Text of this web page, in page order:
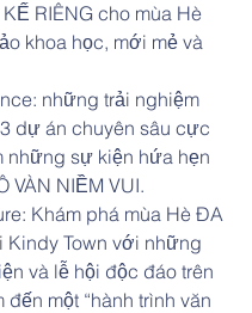
RIÊNG cho mùa Hè
khoa học, mới mẻ và
những trải nghiệm
dự án chuyên sâu cực
những sự kiện hứa hẹn
VÀN NIỀM VUI.
Khám phá mùa Hè ĐA
Kindy Town với những
và lễ hội độc đáo trên
một “hành trình văn